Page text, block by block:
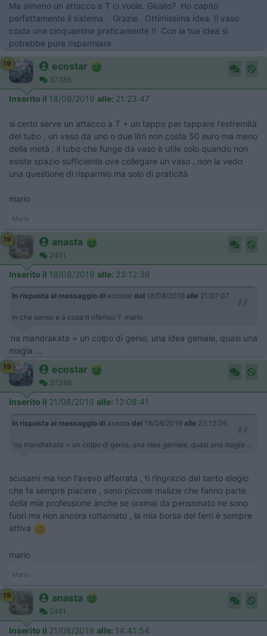
Ma almeno un attacco a T ci vuole. Giusto? Ho capito
perfettamente il sistema. Grazie. Ottimissima idea. Il vaso
costa una cinquantina praticamente !! Con la tua idea si
potrebbe pure risparmiare
19 ecostar
37388
Inserito il 18/08/2019 alle: 21:23:47
si certo serve un attacco a T + un tappo per tappare l'estremità
del tubo , un vaso da uno o due litri non costa 50 euro ma meno
della metà , il tubo che funge da vaso è utile solo quando non
esiste spazio sufficiente ove collegare un vaso , non la vedo
una questione di risparmio ma solo di praticità
mario
Mario
19 anasta
2461
Inserito il 18/08/2019 alle: 23:12:36
In risposta al messaggio di ecostar del 18/08/2019 alle 21:07:07
in che senso e a cosa ti riferisci ? mario
'na mandrakata = un colpo di genio, una idea geniale, quasi una
magia ...
19 ecostar
37388
Inserito il 21/08/2019 alle: 12:08:41
In risposta al messaggio di anasta del 18/08/2019 alle 23:12:36
'na mandrakata = un colpo di genio, una idea geniale, quasi una magia ...
scusami ma non l'avevo afferrata , ti ringrazio del tanto elogio
che fa sempre piacere , sono piccole malizie che fanno parte
della mia professione anche se oramai da pensionato ne sono
fuori ma non ancora rottamato , la mia borsa dei ferri è sempre
attiva
mario
Mario
19 anasta
2461
Inserito il 21/08/2019 alle: 14:41:54